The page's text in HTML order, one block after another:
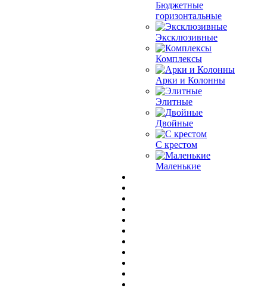
Бюджетные
горизонтальные
Эксклюзивные
Комплексы
Арки и Колонны
Элитные
Двойные
С крестом
Маленькие